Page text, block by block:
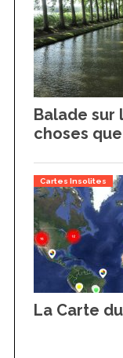
Balade sur
choses
Cartes Insolites
La Carte